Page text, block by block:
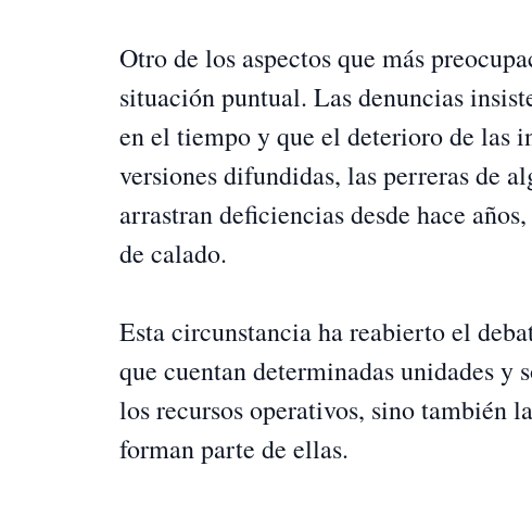
Otro de los aspectos que más
situación puntual. Las denuncias
en el tiempo y que el deterioro de las
versiones difundidas, las perreras de
arrastran deficiencias desde hace
de calado.
Esta circunstancia ha reabierto el
que cuentan determinadas unidades y
los recursos operativos, sino también
forman parte de ellas.